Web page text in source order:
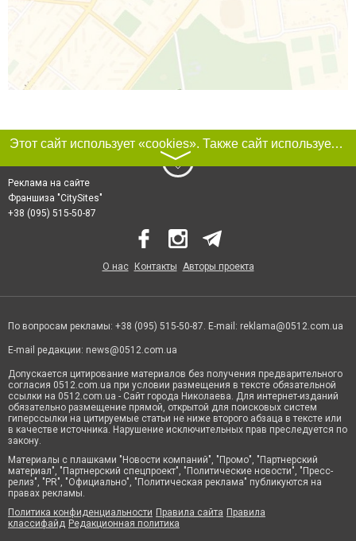
Этот сайт использует «cookies». Также сайт использует интернет-сервис для сбора технических данных касательно посетителей с целью получения маркетинговой и статистической информации. Условия обработки данных посетителей сайта см.
〉
Реклама на сайте
Франшиза "CitySites"
+38 (095) 515-50-87
О нас Контакты Авторы проекта
По вопросам рекламы: +38 (095) 515-50-87. E-mail: reklama@0512.com.ua
E-mail редакции: news@0512.com.ua
Допускается цитирование материалов без получения предварительного
согласия 0512.com.ua при условии размещения в тексте обязательной
ссылки на 0512.com.ua - Сайт города Николаева. Для интернет-изданий
обязательно размещение прямой, открытой для поисковых систем
гиперссылки на цитируемые статьи не ниже второго абзаца в тексте или
в качестве источника. Нарушение исключительных прав преследуется по
закону.
Материалы с плашками "Новости компаний", "Промо", "Партнерский
материал", "Партнерский спецпроект", "Политические новости", "Пресс-
релиз", "PR", "Официально", "Политическая реклама" публикуются на
правах рекламы.
Политика конфиденциальности Правила сайта Правила
классифайд Редакционная политика